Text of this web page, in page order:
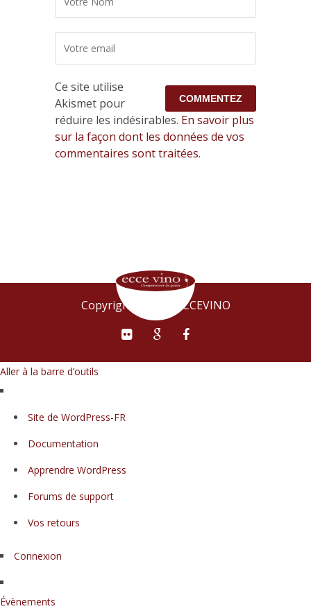
Ce site utilise
Akismet pour
réduire les indésirables. En savoir plus
sur la façon dont les données de vos
commentaires sont traitées.
Copyright © 2015 ECCEVINO
Aller à la barre d’outils
WordPress
Site de WordPress-FR
Documentation
Apprendre WordPress
Forums de support
Vos retours
Connexion
Évènements